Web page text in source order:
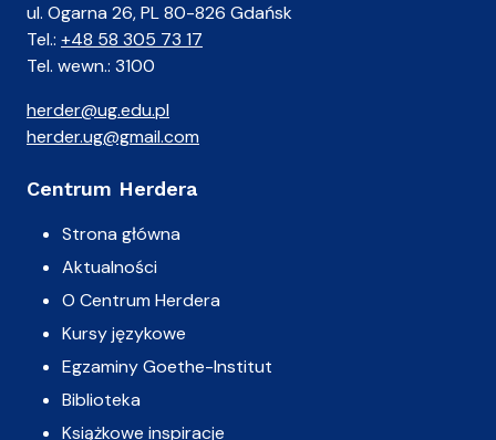
ul. Ogarna 26, PL 80-826 Gdańsk
Tel.: +48 58 305 73 17
Tel. wewn.: 3100
herder@ug.edu.pl
herder.ug@gmail.com
Centrum Herdera
Strona główna
Aktualności
O Centrum Herdera
Kursy językowe
Egzaminy Goethe-Institut
Biblioteka
Książkowe inspiracje